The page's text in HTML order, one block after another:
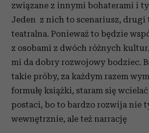
związane z innymi bohaterami i
Jeden z nich to scenariusz, drugi
teatralna. Ponieważ to będzie
z osobami z dwóch różnych
mi da dobry rozwojowy bodziec.
takie próby, za każdym razem
formułę książki, staram się
postaci, bo to bardzo rozwija nie
wewnętrznie, ale też narrację